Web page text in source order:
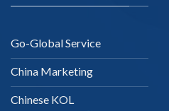
Go-Global Service
China Marketing
Chinese KOL